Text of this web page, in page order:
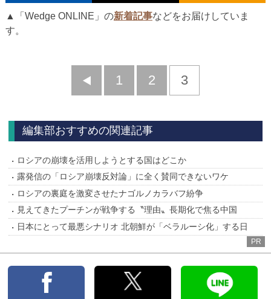
▲「Wedge ONLINE」の新着記事などをお届けしていま
す。
前
1 2 3
編集部おすすめの関連記事
ロシアの崩壊を活用しようとする国はどこか
露発信の「ロシア崩壊反対論」に全く賛同できないワケ
ロシアの裏庭を激変させたナゴルノカラバフ紛争
見えてきたプーチンが戦争する〝理由〟長期化で焦る中国
日本にとって最悪シナリオ 北朝鮮が「ベラルーシ化」する日
PR